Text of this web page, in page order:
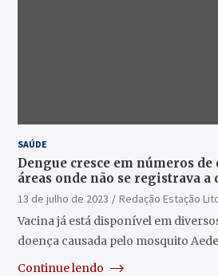
SAÚDE
Dengue cresce em números de
áreas onde não se registrava a
13 de julho de 2023
Redação Estação
Vacina já está disponível em
doença causada pelo mosquito
Continue lendo